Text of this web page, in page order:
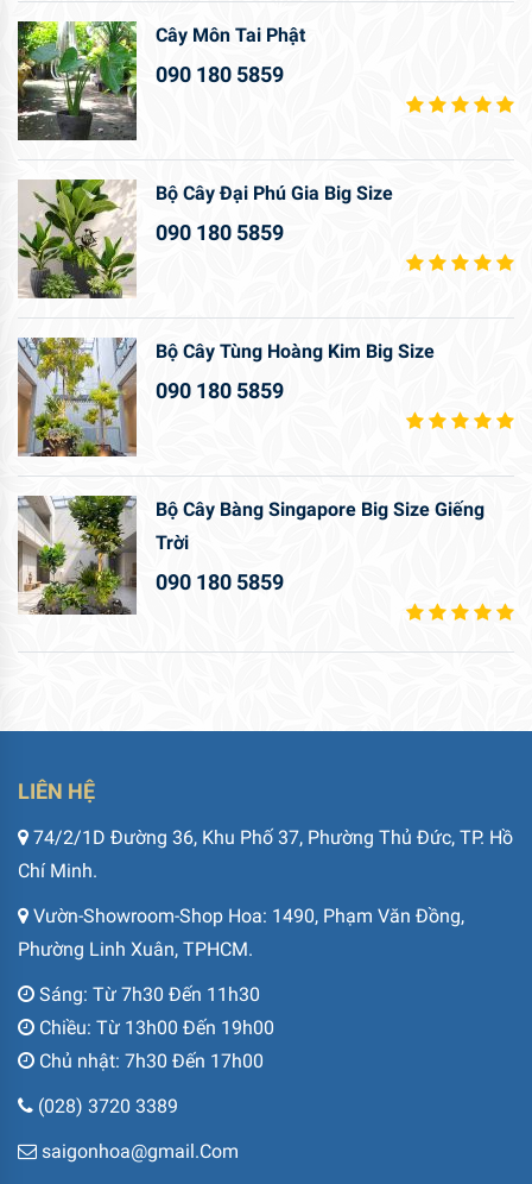
Cây Môn Tai Phật
090 180 5859
Bộ Cây Đại Phú Gia Big Size
090 180 5859
Bộ Cây Tùng Hoàng Kim Big Size
090 180 5859
Bộ Cây Bàng Singapore Big Size Giếng
Trời
090 180 5859
LIÊN HỆ
74/2/1D Đường 36, Khu Phố 37, Phường Thủ Đức, TP. Hồ
Chí Minh.
Vườn-Showroom-Shop Hoa: 1490, Phạm Văn Đồng,
Phường Linh Xuân, TPHCM.
Sáng: Từ 7h30 Đến 11h30
Chiều: Từ 13h00 Đến 19h00
Chủ nhật: 7h30 Đến 17h00
(028) 3720 3389
saigonhoa@gmail.Com